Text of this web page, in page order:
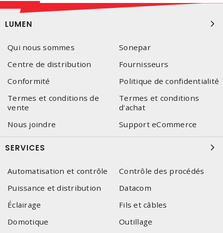
LUMEN
Qui nous sommes
Sonepar
Centre de distribution
Fournisseurs
Conformité
Politique de confidentialité
Termes et conditions de
vente
Termes et conditions
d'achat
Nous joindre
Support eCommerce
SERVICES
Automatisation et contrôle
Contrôle des procédés
Puissance et distribution
Datacom
Éclairage
Fils et câbles
Domotique
Outillage